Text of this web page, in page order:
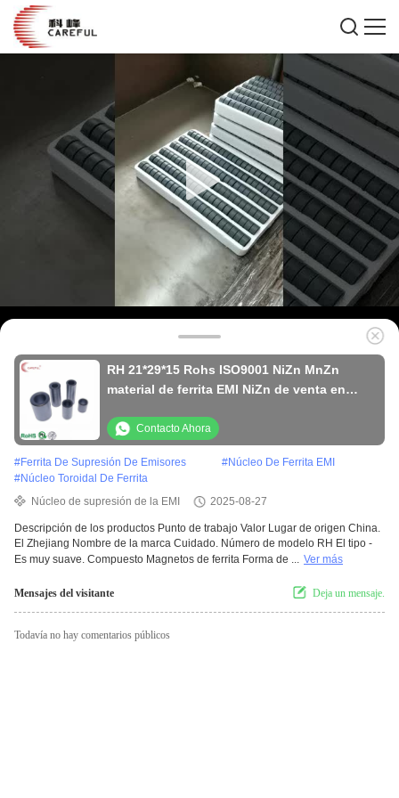
RH 21*29*15 Rohs ISO9001 NiZn MnZn
material de ferrita EMI NiZn de venta en
Contacto Ahora
#Ferrita De Supresión De Emisores #Núcleo De Ferrita EMI
#Núcleo Toroidal De Ferrita
Núcleo de supresión de la EMI
2025-08-27
Descripción de los productos Punto de trabajo Valor Lugar de origen China.
El Zhejiang Nombre de la marca Cuidado. Número de modelo RH El tipo -
Es muy suave. Compuesto Magnetos de ferrita Forma de ... Ver más
Mensajes del visitante Deja un mensaje.
Todavía no hay comentarios públicos